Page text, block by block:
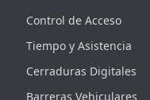
Control de Acceso
Tiempo y Asistencia
Cerraduras Digitales
Barreras Vehiculares